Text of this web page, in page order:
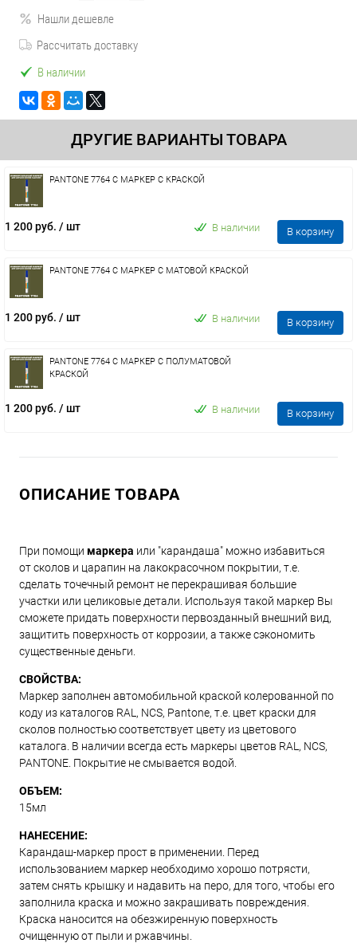
Нашли дешевле
Рассчитать доставку
В наличии
ДРУГИЕ ВАРИАНТЫ ТОВАРА
PANTONE 7764 C МАРКЕР С КРАСКОЙ
1 200 руб. / шт В наличии В корзину
PANTONE 7764 C МАРКЕР С МАТОВОЙ КРАСКОЙ
1 200 руб. / шт В наличии В корзину
PANTONE 7764 C МАРКЕР С ПОЛУМАТОВОЙ
КРАСКОЙ
1 200 руб. / шт В наличии В корзину
ОПИСАНИЕ ТОВАРА
При помощи маркера или "карандаша" можно избавиться
от сколов и царапин на лакокрасочном покрытии, т.е.
сделать точечный ремонт не перекрашивая большие
участки или целиковые детали. Используя такой маркер Вы
сможете придать поверхности первозданный внешний вид,
защитить поверхность от коррозии, а также сэкономить
существенные деньги.
СВОЙСТВА:
Маркер заполнен автомобильной краской колерованной по
коду из каталогов RAL, NCS, Pantone, т.е. цвет краски для
сколов полностью соответствует цвету из цветового
каталога. В наличии всегда есть маркеры цветов RAL, NCS,
PANTONE. Покрытие не смывается водой.
ОБЪЕМ:
15мл
НАНЕСЕНИЕ:
Карандаш-маркер прост в применении. Перед
использованием маркер необходимо хорошо потрясти,
затем снять крышку и надавить на перо, для того, чтобы его
заполнила краска и можно закрашивать повреждения.
Краска наносится на обезжиренную поверхность
очищенную от пыли и ржавчины.